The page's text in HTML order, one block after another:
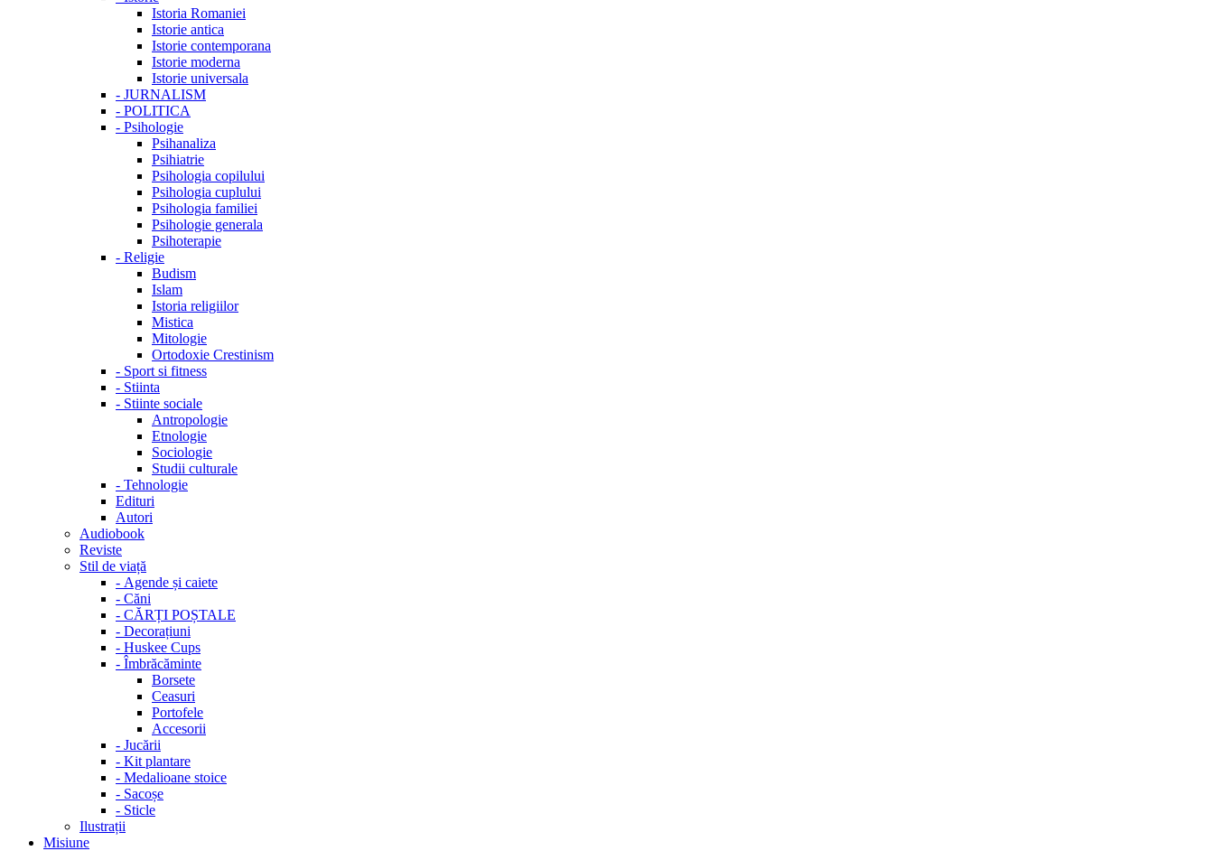
Istoria Romaniei
Istorie antica
Istorie contemporana
Istorie moderna
Istorie universala
- JURNALISM
- POLITICA
- Psihologie
Psihanaliza
Psihiatrie
Psihologia copilului
Psihologia cuplului
Psihologia familiei
Psihologie generala
Psihoterapie
- Religie
Budism
Islam
Istoria religiilor
Mistica
Mitologie
Ortodoxie Crestinism
- Sport si fitness
- Stiinta
- Stiinte sociale
Antropologie
Etnologie
Sociologie
Studii culturale
- Tehnologie
Edituri
Autori
Audiobook
Reviste
Stil de viață
- Agende și caiete
- Căni
- CĂRȚI POȘTALE
- Decorațiuni
- Huskee Cups
- Îmbrăcăminte
Borsete
Ceasuri
Portofele
Accesorii
- Jucării
- Kit plantare
- Medalioane stoice
- Sacoșe
- Sticle
Ilustrații
Misiune